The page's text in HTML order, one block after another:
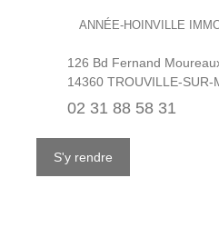
ANNÉE-HOINVILLE
126 Bd Fernand
14360 TROUVILLE-SUR-
02 31 88 58 31
S'y rendre